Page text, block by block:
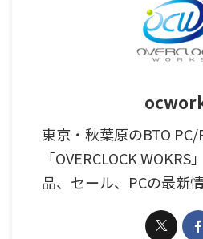
東京・秋葉原のBTO
「OVERCLOCK
品、セール、PCの最新